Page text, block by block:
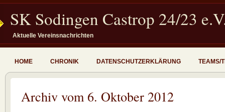
SK Sodingen Castrop 24/23
Aktuelle Vereinsnachrichten
HOME CHRONIK DATENSCHUTZERKLÄRUNG TEAMS/
Archiv vom 6. Oktober 2012